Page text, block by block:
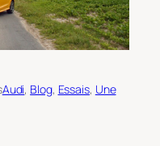
Audi, Blog, Essais, Une